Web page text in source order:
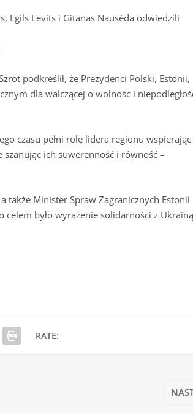
Egils Levits i Gitanas Nausėda odwiedzili
podkreślił, że Prezydenci Polski, Estonii,
dla walczącej o wolność i
czasu pełni rolę lidera regionu
ich suwerenność i równość –
także Minister Spraw Zagranicznych Estonii
celem było wyrażenie solidarności z
RATE: